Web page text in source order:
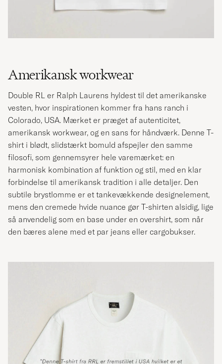
Amerikansk workwear
Double RL er Ralph Laurens hyldest til det amerikanske
vesten, hvor inspirationen kommer fra hans ranch i
Colorado, USA. Mærket er præget af autenticitet,
amerikansk workwear, og en sans for håndværk. Denne T-
shirt i blødt, slidstærkt bomuld afspejler den samme
filosofi, som gennemsyrer hele varemærket: en
harmonisk kombination af funktion og stil, med en klar
forbindelse til amerikansk tradition i alle detaljer. Den
subtile brystlomme er et tankevækkende designelement,
mens den cremede hvide nuance gør T-shirten alsidig, lige
så anvendelig som en base under en overshirt, som når
den bæres alene med et par jeans eller cargobukser.